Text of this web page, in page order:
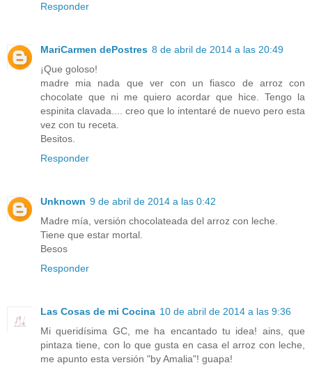
Responder
MariCarmen dePostres 8 de abril de 2014 a las 20:49
¡Que goloso!
madre mia nada que ver con un fiasco de arroz con
chocolate que ni me quiero acordar que hice. Tengo la
espinita clavada.... creo que lo intentaré de nuevo pero esta
vez con tu receta.
Besitos.
Responder
Unknown 9 de abril de 2014 a las 0:42
Madre mía, versión chocolateada del arroz con leche.
Tiene que estar mortal.
Besos
Responder
Las Cosas de mi Cocina 10 de abril de 2014 a las 9:36
Mi queridísima GC, me ha encantado tu idea! ains, que
pintaza tiene, con lo que gusta en casa el arroz con leche,
me apunto esta versión "by Amalia"! guapa!